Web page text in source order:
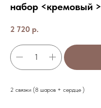
набор <кремовый >
2 720 р.
2 связки (8 шаров + сердце )